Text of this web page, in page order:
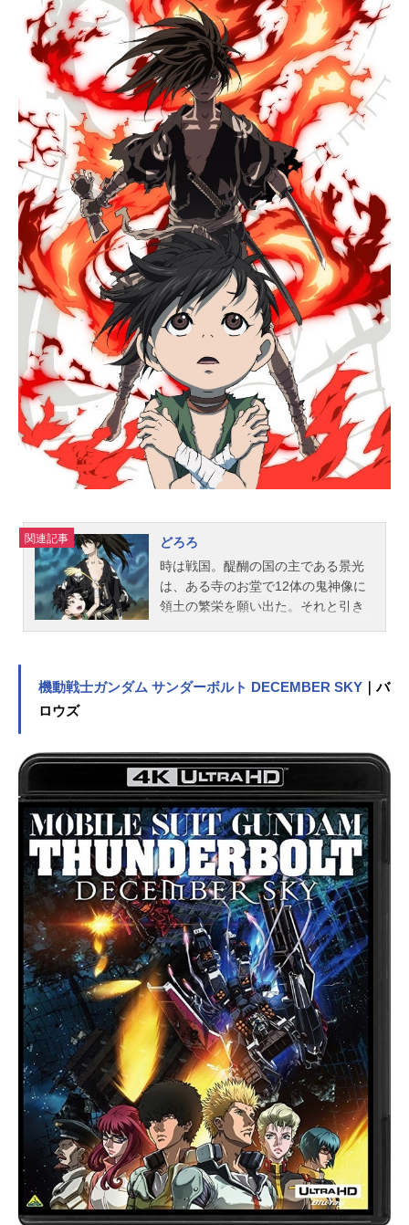
集った、個性豊かな「ご親戚」の
面々。そこで健二は突然、夏希から
「フィアンセのフリをして」と頼ま
れてしまう。栄のためにと強引に頼
み込まれ、数日間の滞在をすること
になった健二。賑やかな親戚の面々
に気圧されながら、必死に「フィア
ンセ」の大役を果たそうと奮闘する
のだった。そしてその夜、彼の携帯
に謎の数字が連なったメールが届
く。数学が得意な健二はその解読に
夢中になるのだが…翌朝、世界は大
きく一変していた。健二を騙る何者
かが、世界を混乱に陥れていたの
だ。「私たち一家でカタをつける
よ!」。栄の号令のもと、健二と夏
希、そして陣内家の面々が、一致団
結して世界の危機に立ち向かう!作品
名サマーウォーズ放送形態劇場版ア
ニメスケジュール2009年8月1日
（土）キャスト小磯健二：神木隆之
介篠原夏...
関連記事
どろろ
時は戦国。醍醐の国の主である景光
は、ある寺のお堂で12体の鬼神像に
領土の繁栄を願い出た。それと引き
てしまう。時は流れ、鬼神は景光と
は、鬼か人かーー両腕に刀を仕込む
全身作り物の男〝百鬼丸〟は、その
見えない瞳で襲い来る化け物を見据
えていた。作品名どろろ放送形態TV
アニメスケジュール2019年1月7日
（月）～2019年6月24日（月）TOKY
OMXほか話数全24話キャスト百鬼
丸：鈴木拡樹どろろ：鈴木梨央琵琶
丸：佐々木睦醍醐景光：内田直哉多
宝丸：千葉翔也寿海：大塚明夫縫の
方：中村千絵ナレーション：麦人ス
タッフ原作：手塚治虫「どろろ」監
督：古橋一浩シリーズ構成：小林靖
子キャラクター原案：浅田弘幸キャ
ラクターデザイン：岩瀧智音楽：池
頼広アニメーション制作：MAPPA
手塚プロダクション製作：ツインエ
ンジン主題歌OP1：「火炎(FIRE)」
女王蜂ED1：「さよならごっこ」am
azarashiOP2：「Dororo」ASIANKU
NG-FUGENERATIONED2：「闇夜」
Eve公開開始年＆季節2019冬アニメ
(C)手塚プロダ...
機動戦士ガンダム サンダーボルト DECEMBER SKY ｜バ
ロウズ